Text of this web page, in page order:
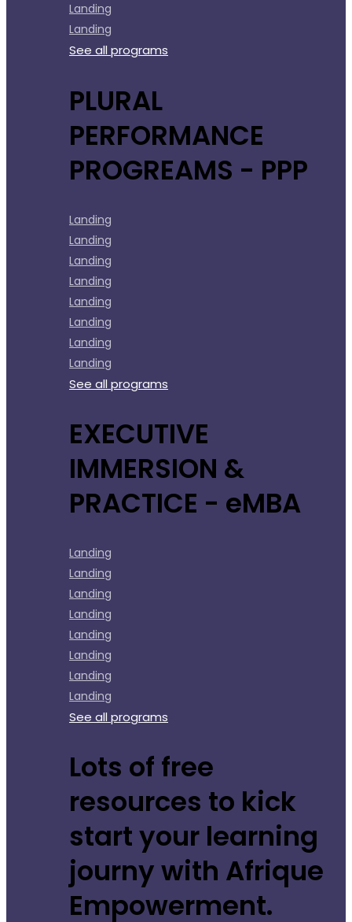
Landing
Landing
See all programs
PLURAL
PERFORMANCE
PROGREAMS - PPP
Landing
Landing
Landing
Landing
Landing
Landing
Landing
Landing
See all programs
EXECUTIVE
IMMERSION &
PRACTICE - eMBA
Landing
Landing
Landing
Landing
Landing
Landing
Landing
Landing
See all programs
Lots of free
resources to kick
start your learning
journy with Afrique
Empowerment.